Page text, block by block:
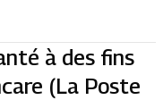
à des fins
(La Poste